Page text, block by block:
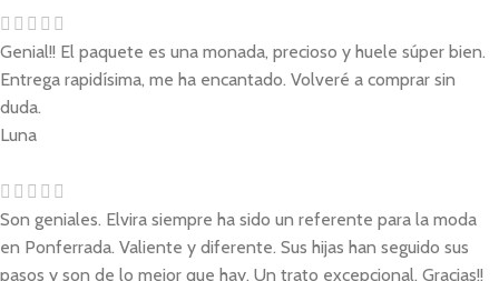
Genial!! El paquete es una monada, precioso y huele súper bien.
Entrega rapidísima, me ha encantado. Volveré a comprar sin
duda.
Luna
Son geniales. Elvira siempre ha sido un referente para la moda
en Ponferrada. Valiente y diferente. Sus hijas han seguido sus
pasos y son de lo mejor que hay. Un trato excepcional. Gracias!!